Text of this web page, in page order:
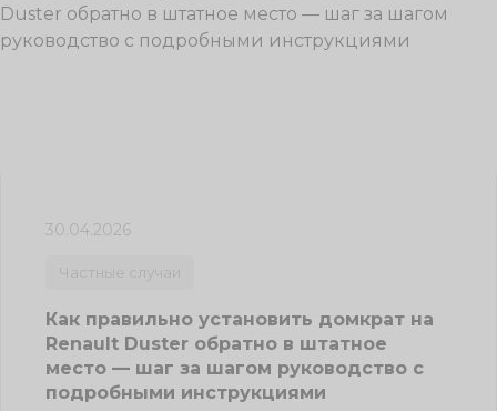
30.04.2026
Частные случаи
Как правильно установить домкрат на
Renault Duster обратно в штатное
место — шаг за шагом руководство с
подробными инструкциями